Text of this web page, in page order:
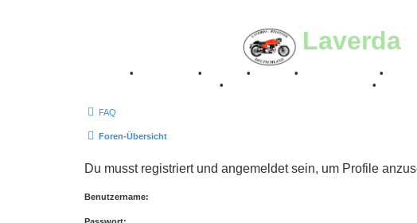
Laverda
• • • • •
• •
FAQ
Foren-Übersicht
Du musst registriert und angemeldet sein, um Profile
Benutzername: